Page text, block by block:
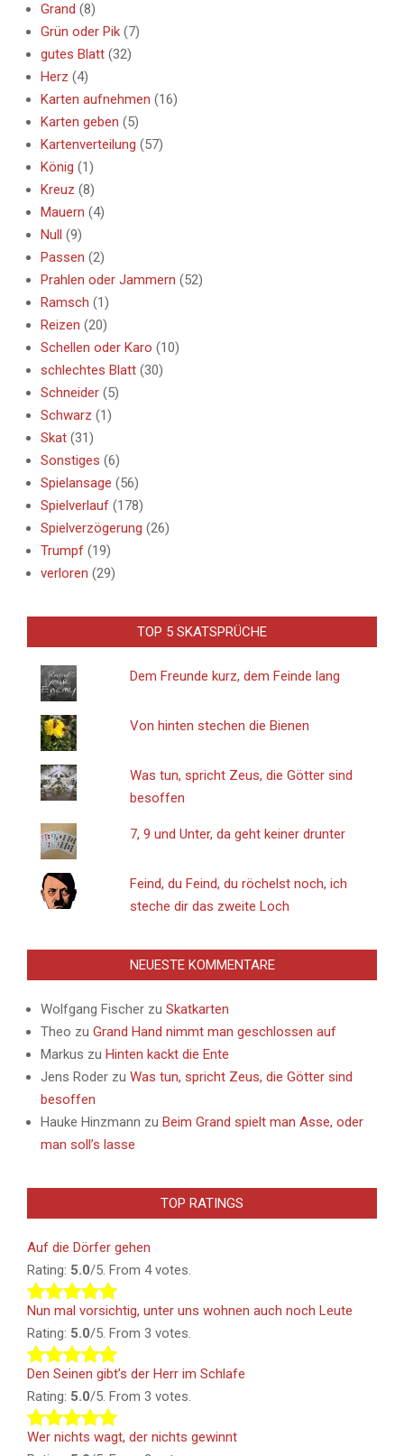
Grand (8)
Grün oder Pik (7)
gutes Blatt (32)
Herz (4)
Karten aufnehmen (16)
Karten geben (5)
Kartenverteilung (57)
König (1)
Kreuz (8)
Mauern (4)
Null (9)
Passen (2)
Prahlen oder Jammern (52)
Ramsch (1)
Reizen (20)
Schellen oder Karo (10)
schlechtes Blatt (30)
Schneider (5)
Schwarz (1)
Skat (31)
Sonstiges (6)
Spielansage (56)
Spielverlauf (178)
Spielverzögerung (26)
Trumpf (19)
verloren (29)
TOP 5 SKATSPRÜCHE
Dem Freunde kurz, dem Feinde lang
Von hinten stechen die Bienen
Was tun, spricht Zeus, die Götter sind
besoffen
7, 9 und Unter, da geht keiner drunter
Feind, du Feind, du röchelst noch, ich
steche dir das zweite Loch
NEUESTE KOMMENTARE
Wolfgang Fischer zu Skatkarten
Theo zu Grand Hand nimmt man geschlossen auf
Markus zu Hinten kackt die Ente
Jens Roder zu Was tun, spricht Zeus, die Götter sind
besoffen
Hauke Hinzmann zu Beim Grand spielt man Asse, oder
man soll’s lasse
TOP RATINGS
Auf die Dörfer gehen
Rating: 5.0/5. From 4 votes.
Nun mal vorsichtig, unter uns wohnen auch noch Leute
Rating: 5.0/5. From 3 votes.
Den Seinen gibt’s der Herr im Schlafe
Rating: 5.0/5. From 3 votes.
Wer nichts wagt, der nichts gewinnt